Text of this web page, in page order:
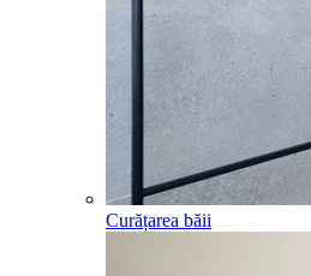
Curățarea băii